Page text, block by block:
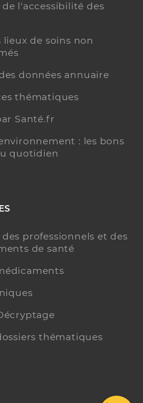
l'accessibilité des
lieux de soins non
données annuaire
thématiques
Santé.fr
: les bons
quotidien
professionnels et des
de santé
thématiques